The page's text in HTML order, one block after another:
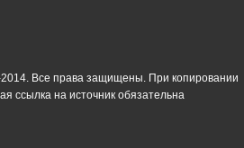
Все права защищены. При копировании
ссылка на источник обязательна